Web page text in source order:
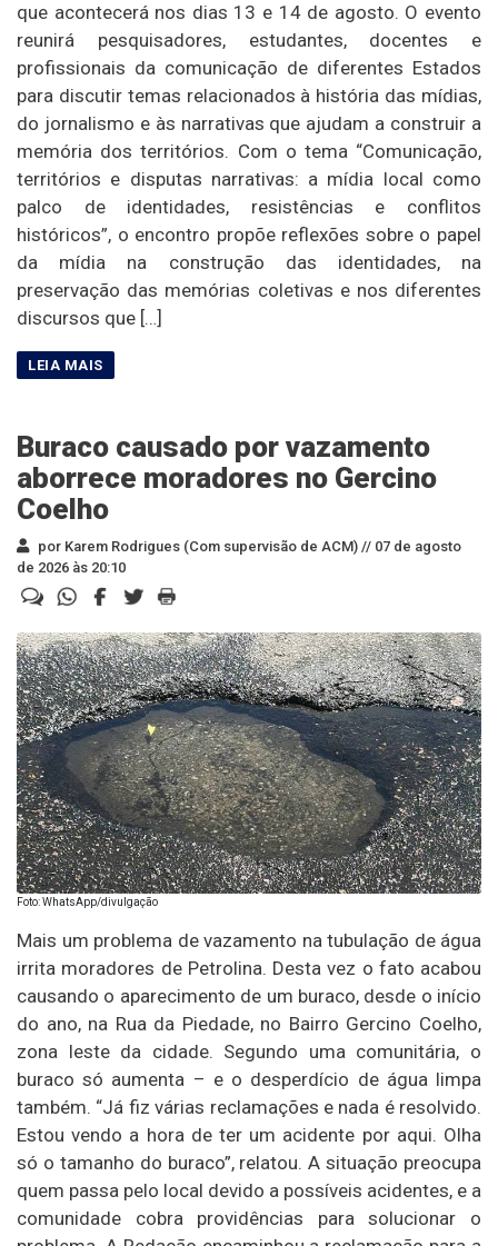
que acontecerá nos dias 13 e 14 de agosto. O evento
reunirá pesquisadores, estudantes, docentes e
profissionais da comunicação de diferentes Estados
para discutir temas relacionados à história das mídias,
do jornalismo e às narrativas que ajudam a construir a
memória dos territórios. Com o tema “Comunicação,
territórios e disputas narrativas: a mídia local como
palco de identidades, resistências e conflitos
históricos”, o encontro propõe reflexões sobre o papel
da mídia na construção das identidades, na
preservação das memórias coletivas e nos diferentes
discursos que […]
Buraco causado por vazamento
aborrece moradores no Gercino
Coelho
por Karem Rodrigues (Com supervisão de ACM) // 07 de agosto
de 2026 às 20:10
Foto: WhatsApp/divulgação
Mais um problema de vazamento na tubulação de água
irrita moradores de Petrolina. Desta vez o fato acabou
causando o aparecimento de um buraco, desde o início
do ano, na Rua da Piedade, no Bairro Gercino Coelho,
zona leste da cidade. Segundo uma comunitária, o
buraco só aumenta – e o desperdício de água limpa
também. “Já fiz várias reclamações e nada é resolvido.
Estou vendo a hora de ter um acidente por aqui. Olha
só o tamanho do buraco”, relatou. A situação preocupa
quem passa pelo local devido a possíveis acidentes, e a
comunidade cobra providências para solucionar o